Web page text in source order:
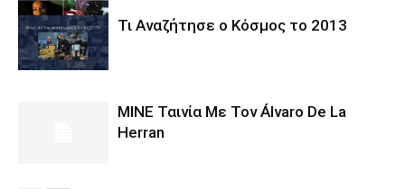
Τι Αναζήτησε ο Κόσμος το 2013
MINE Ταινία Με Τον Álvaro De La
Herran